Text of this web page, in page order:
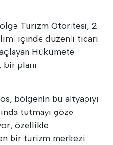
Turizm Otoritesi, 2
içinde düzenli ticari
Hükümete
planı
bölgenin bu altyapıyı
tutmayı göze
özellikle
bir turizm merkezi